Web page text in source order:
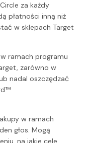
za każdy
płatności inną niż
w sklepach Target
ramach programu
zarówno w
nadal oszczędzać
w ramach
głos. Mogą
na jakie cele